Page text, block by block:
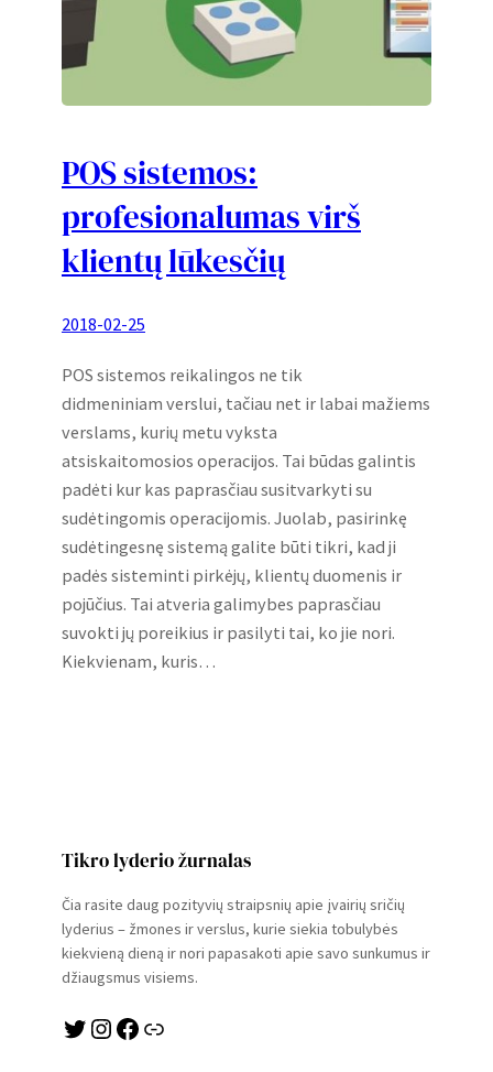
POS sistemos:
profesionalumas virš
klientų lūkesčių
2018-02-25
POS sistemos reikalingos ne tik
didmeniniam verslui, tačiau net ir labai mažiems
verslams, kurių metu vyksta
atsiskaitomosios operacijos. Tai būdas galintis
padėti kur kas paprasčiau susitvarkyti su
sudėtingomis operacijomis. Juolab, pasirinkę
sudėtingesnę sistemą galite būti tikri, kad ji
padės sisteminti pirkėjų, klientų duomenis ir
pojūčius. Tai atveria galimybes paprasčiau
suvokti jų poreikius ir pasilyti tai, ko jie nori.
Kiekvienam, kuris…
Tikro lyderio žurnalas
Čia rasite daug pozityvių straipsnių apie įvairių sričių
lyderius – žmones ir verslus, kurie siekia tobulybės
kiekvieną dieną ir nori papasakoti apie savo sunkumus ir
džiaugsmus visiems.
Twitter Instagram Facebook Link